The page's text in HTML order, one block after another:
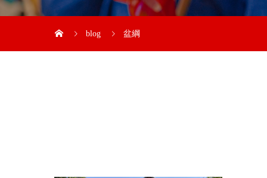
blog 盆綱